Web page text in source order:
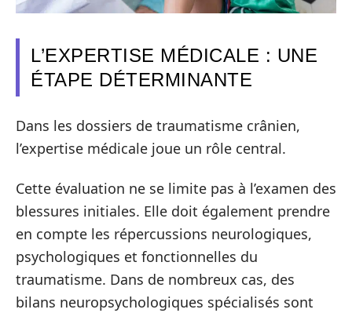
L’EXPERTISE MÉDICALE : UNE
ÉTAPE DÉTERMINANTE
Dans les dossiers de traumatisme crânien,
l’expertise médicale joue un rôle central.
Cette évaluation ne se limite pas à l’examen des
blessures initiales. Elle doit également prendre
en compte les répercussions neurologiques,
psychologiques et fonctionnelles du
traumatisme. Dans de nombreux cas, des
bilans neuropsychologiques spécialisés sont